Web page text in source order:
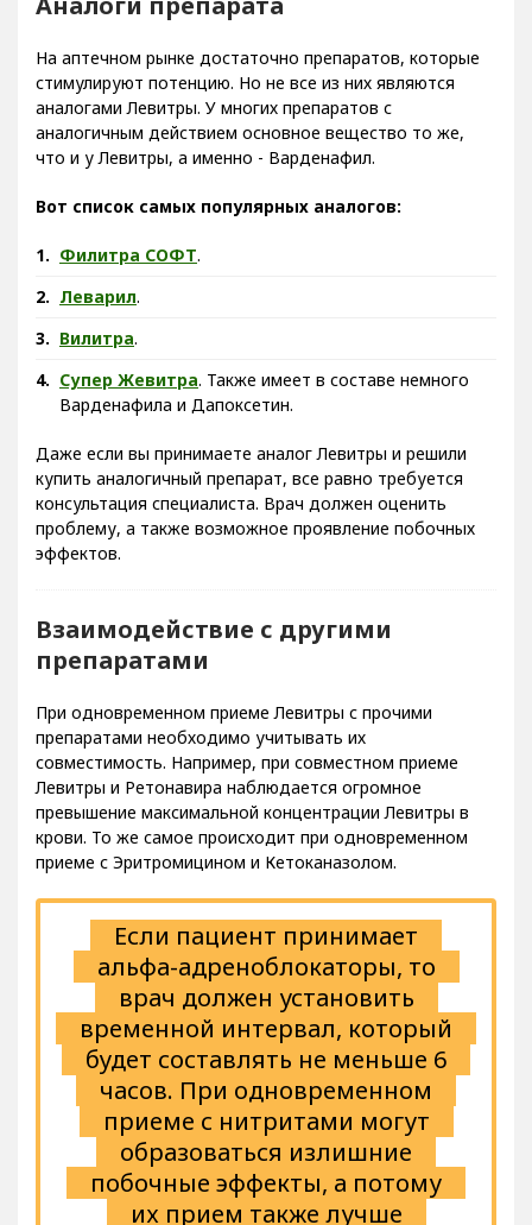
На аптечном рынке достаточно препаратов, которые
стимулируют потенцию. Но не все из них являются
аналогами Левитры. У многих препаратов с
аналогичным действием основное вещество то же,
что и у Левитры, а именно - Варденафил.
Вот список самых популярных аналогов:
Филитра СОФТ.
Леварил.
Вилитра.
Супер Жевитра. Также имеет в составе немного
Варденафила и Дапоксетин.
Даже если вы принимаете аналог Левитры и решили
купить аналогичный препарат, все равно требуется
консультация специалиста. Врач должен оценить
проблему, а также возможное проявление побочных
эффектов.
Взаимодействие с другими
препаратами
При одновременном приеме Левитры с прочими
препаратами необходимо учитывать их
совместимость. Например, при совместном приеме
Левитры и Ретонавира наблюдается огромное
превышение максимальной концентрации Левитры в
крови. То же самое происходит при одновременном
приеме с Эритромицином и Кетоканазолом.
Если пациент принимает
альфа-адреноблокаторы, то
врач должен установить
временной интервал, который
будет составлять не меньше 6
часов. При одновременном
приеме с нитритами могут
образоваться излишние
побочные эффекты, а потому
их прием также лучше